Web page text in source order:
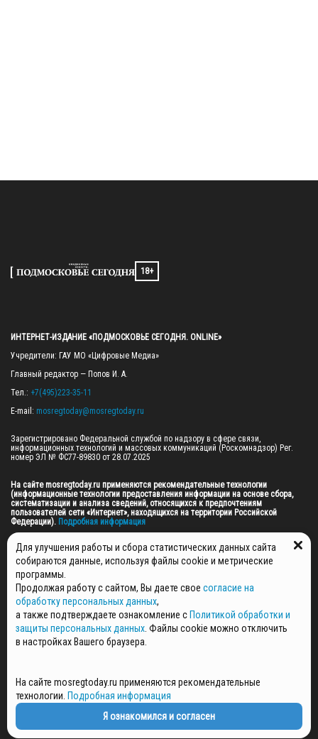
18+
ИНТЕРНЕТ-ИЗДАНИЕ «ПОДМОСКОВЬЕ СЕГОДНЯ. ONLINE»
Учредители: ГАУ МО «Цифровые Медиа»
Главный редактор — Попов И. А.
Тел.: +7(495)223-35-11
E-mail: mosregtoday@mosregtoday.ru
Зарегистрировано Федеральной службой по надзору в сфере связи,
информационных технологий и массовых коммуникаций (Роскомнадзор) Рег.
номер ЭЛ № ФС77-89830 от 28.07.2025
На сайте mosregtoday.ru применяются рекомендательные технологии
(информационные технологии предоставления информации на основе сбора,
систематизации и анализа сведений, относящихся к предпочтениям
пользователей сети «Интернет», находящихся на территории Российской
Федерации). Подробная информация
© 2026 ПРАВА НА ВСЕ МАТЕРИАЛЫ САЙТА ПРИНАДЛЕЖАТ ГАУ МО "ЦИФРОВЫЕ
МЕДИА" (ОГРН: 1255000059467).
ПОЛИТИКА ОБРАБОТКИ И ЗАЩИТЫ ПЕРСОНАЛЬНЫХ ДАННЫХ
НОВОСТИ
ГАЗЕТЫ
РЕКЛАМОДАТЕЛЯМ
СПЕЦПРОЕКТЫ
СТАТЬИ
ПОЛИТИКА КОНФИДЕНЦИАЛЬНОСТИ
Для улучшения работы и сбора статистических данных сайта
собираются данные, используя файлы cookie и метрические
программы.
Продолжая работу с сайтом, Вы даете свое согласие на
обработку персональных данных,
а также подтверждаете ознакомление с Политикой обработки и
защиты персональных данных . Файлы cookie можно отключить
в настройках Вашего браузера.
На сайте mosregtoday.ru применяются рекомендательные
технологии. Подробная информация
Я ознакомился и согласен